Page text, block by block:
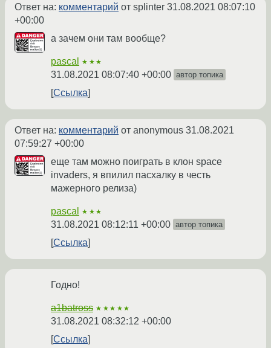
Ответ на: комментарий от splinter 31.08.2021 08:07:10
+00:00
а зачем они там вообще?
pascal ★★★
31.08.2021 08:07:40 +00:00 автор топика
Ссылка
Ответ на: комментарий от anonymous 31.08.2021
07:59:27 +00:00
еще там можно поиграть в клон space
invaders, я впилил пасхалку в честь
мажерного релиза)
pascal ★★★
31.08.2021 08:12:11 +00:00 автор топика
Ссылка
Годно!
a1batross ★★★★★
31.08.2021 08:32:12 +00:00
Ссылка